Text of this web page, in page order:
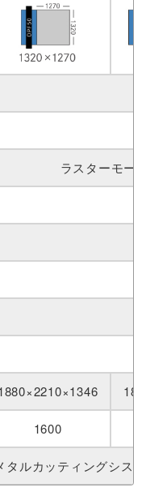
ラスターモー
1600
タルカッティングシス